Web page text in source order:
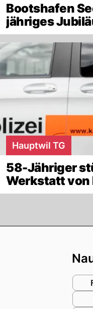
Bootshafen
jähriges
Hauptwil TG
58-Jähriger
Werkstatt von